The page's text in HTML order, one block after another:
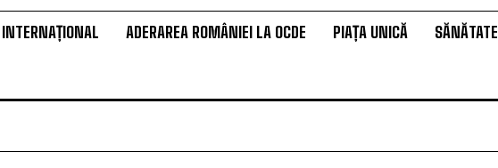
INTERNAȚIONAL ADERAREA ROMÂNIEI LA OCDE PIAȚA UNICĂ SĂNĂTATE